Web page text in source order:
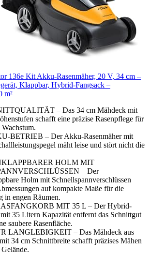
136e Kit Akku-Rasenmäher, 20 V, 34 cm –
Klappbar, Hybrid-Fangsack –
m²
– Das 34 cm Mähdeck mit
schafft eine präzise Rasenpflege für
BETRIEB – Der Akku-Rasenmäher mit
mäht leise und stört nicht die
HOLM MIT
– Der
Holm mit Schnellspannverschlüssen
auf kompakte Maße für die
in engen Räumen.
MIT 35 L – Der Hybrid-
35 Litern Kapazität entfernt das Schnittgut
saubere Rasenfläche.
LANGLEBIGKEIT – Das Mähdeck aus
34 cm Schnittbreite schafft präzises Mähen